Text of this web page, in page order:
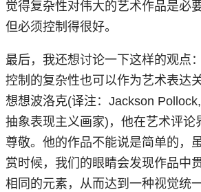
觉得复杂性对伟大的艺术作品是必要
但必须控制得很好。
最后，我还想讨论一下这样的观点
控制的复杂性也可以作为艺术表达关
想想波洛克(译注：Jackson
抽象表现主义画家)，他在艺术评论
尊敬。他的作品不能说是简单的，
赏时候，我们的眼睛会发现作品中
相同的元素，从而达到一种视觉统一